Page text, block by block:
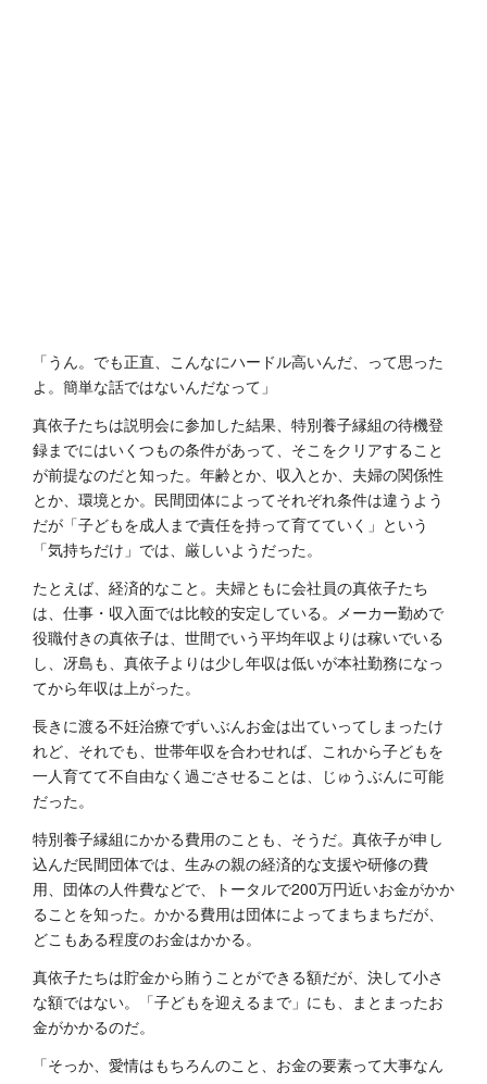
「うん。でも正直、こんなにハードル高いんだ、って思った
よ。簡単な話ではないんだなって」
真依子たちは説明会に参加した結果、特別養子縁組の待機登
録までにはいくつもの条件があって、そこをクリアすること
が前提なのだと知った。年齢とか、収入とか、夫婦の関係性
とか、環境とか。民間団体によってそれぞれ条件は違うよう
だが「子どもを成人まで責任を持って育てていく」という
「気持ちだけ」では、厳しいようだった。
たとえば、経済的なこと。夫婦ともに会社員の真依子たち
は、仕事・収入面では比較的安定している。メーカー勤めで
役職付きの真依子は、世間でいう平均年収よりは稼いでいる
し、冴島も、真依子よりは少し年収は低いが本社勤務になっ
てから年収は上がった。
長きに渡る不妊治療でずいぶんお金は出ていってしまったけ
れど、それでも、世帯年収を合わせれば、これから子どもを
一人育てて不自由なく過ごさせることは、じゅうぶんに可能
だった。
特別養子縁組にかかる費用のことも、そうだ。真依子が申し
込んだ民間団体では、生みの親の経済的な支援や研修の費
用、団体の人件費などで、トータルで200万円近いお金がかか
ることを知った。かかる費用は団体によってまちまちだが、
どこもある程度のお金はかかる。
真依子たちは貯金から賄うことができる額だが、決して小さ
な額ではない。「子どもを迎えるまで」にも、まとまったお
金がかかるのだ。
「そっか、愛情はもちろんのこと、お金の要素って大事なん